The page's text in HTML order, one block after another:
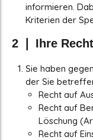
informieren.
Kriterien der
2 ❘ Ihre
Sie haben
der Sie
Recht auf
Recht auf
Löschung
Recht auf